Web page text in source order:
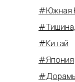
#Южная
#Китай
#Япония